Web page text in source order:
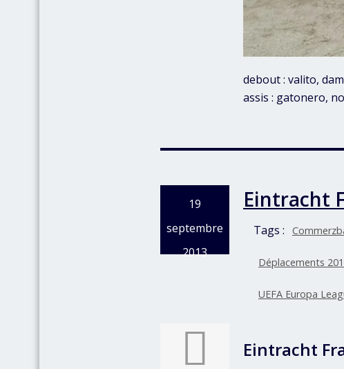
debout : valito,
assis : gatonero,
19
septembre
2013
Eintracht
Tags :
Déplacements
UEFA Europa
Eintracht